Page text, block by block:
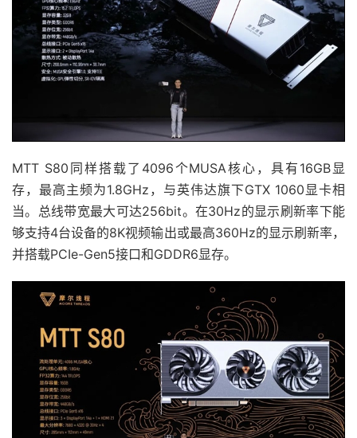
MTT S80同样搭载了4096个MUSA核心，具有16GB显
存，最高主频为1.8GHz，与英伟达旗下GTX 1060显卡相
当。总线带宽最大可达256bit。在30Hz的显示刷新率下能
够支持4台设备的8K视频输出或最高360Hz的显示刷新率，
并搭载PCIe-Gen5接口和GDDR6显存。